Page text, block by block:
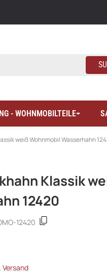
- WOHNMOBILTEILE
weiß Wohnmobil Wasserhahn
Klassik
12420
12420
Versand